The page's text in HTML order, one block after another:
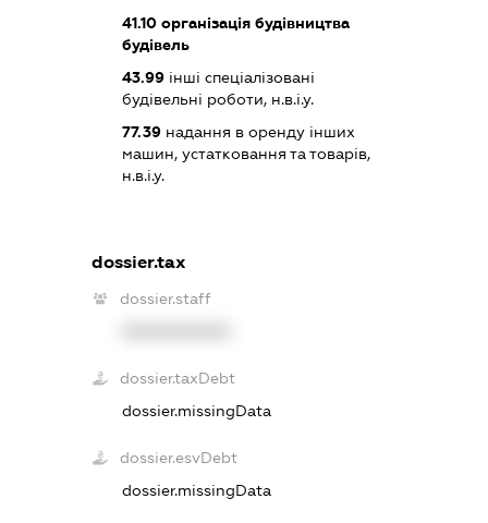
41.10організація будівництва
будівель
43.99інші спеціалізовані
будівельні роботи, н.в.і.у.
77.39надання в оренду інших
машин, устатковання та товарів,
н.в.і.у.
dossier.tax
dossier.staff
dossier.taxDebt
dossier.missingData
dossier.esvDebt
dossier.missingData